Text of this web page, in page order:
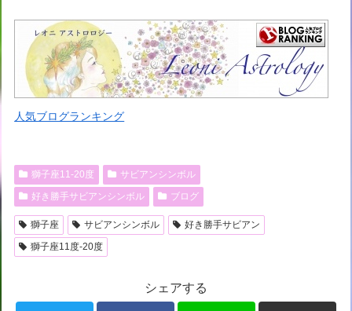
人気ブログランキング
獅子座11-20度
サビアンシンボル
好き勝手サビアンシンボル
ブログ
獅子座 サビアンシンボル
好き勝手サビアン
獅子座11度-20度
シェアする